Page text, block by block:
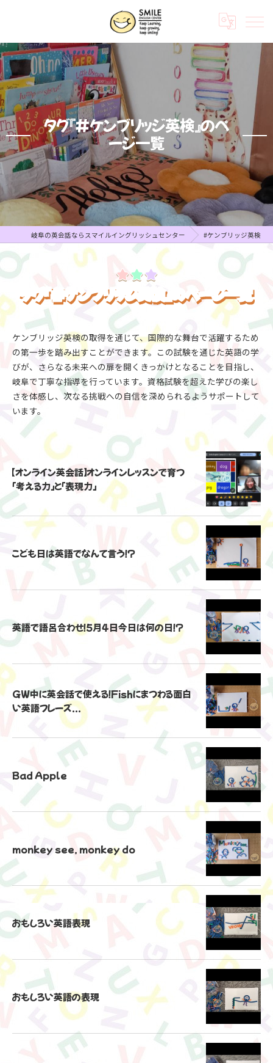
タグ『#ケンブリッジ英検』のペ
ージ一覧
岐阜の英会話ならスマイルイングリッシュセンター #ケンブリッジ英検
タグ『#ケンブリッジ英検』のページ一覧
ケンブリッジ英検の取得を通じて、国際的な舞台で活躍するため
の第一歩を踏み出すことができます。この試験を通じた英語の学
びが、さらなる未来への扉を開くきっかけとなることを目指し、
岐阜で丁寧な指導を行っています。資格試験を超えた学びの楽し
さを体感し、次なる挑戦への自信を深められるようサポートして
います。
【オンライン英会話】オンラインレッスンで育つ
「考える力」と「表現力」
こども日は英語でなんて言う！？
英語で語呂合わせ！5月4日今日は何の日！？
GW中に英会話で使える！Fishにまつわる面白
い英語フレーズ...
Bad Apple
monkey see, monkey do
おもしろい英語表現
おもしろい英語の表現